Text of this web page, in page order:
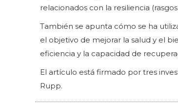
relacionados con la resiliencia
También se apunta cómo se ha
el objetivo de mejorar la salud y el
eficiencia y la capacidad de
El artículo está firmado por tres
Rupp.